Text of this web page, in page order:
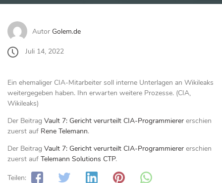
Autor Golem.de
Juli 14, 2022
Ein ehemaliger CIA-Mitarbeiter soll interne Unterlagen an Wikileaks
weitergegeben haben. Ihn erwarten weitere Prozesse. (CIA,
Wikileaks)
Der Beitrag Vault 7: Gericht verurteilt CIA-Programmierer erschien
zuerst auf Rene Telemann.
Der Beitrag Vault 7: Gericht verurteilt CIA-Programmierer erschien
zuerst auf Telemann Solutions CTP.
Teilen: